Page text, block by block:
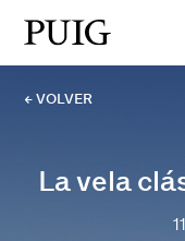
← VOLVER
La vela